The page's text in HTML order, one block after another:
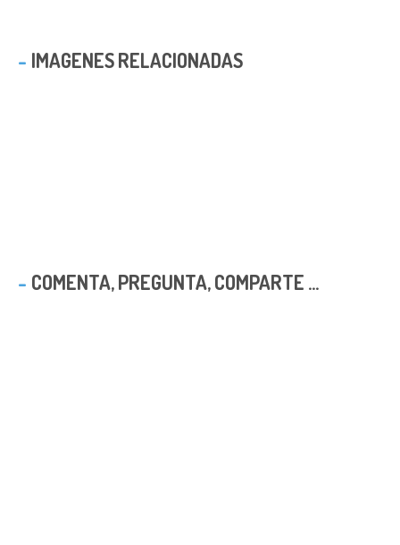
IMAGENES RELACIONADAS
COMENTA, PREGUNTA, COMPARTE ...